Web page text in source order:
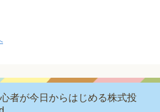
者が今日からはじめる株式投